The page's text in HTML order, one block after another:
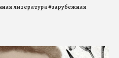
литература#зарубежная